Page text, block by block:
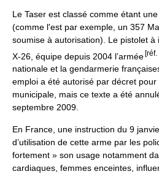
Le Taser est classé comme étant
(comme l'est par exemple, un 357
soumise à autorisation). Le pistolet à
X-26, équipe depuis 2004 l’armée[réf.
nationale et la gendarmerie
emploi a été autorisé par décret
municipale, mais ce texte a été
septembre 2009.
En France, une instruction du 9
d’utilisation de cette arme par les
fortement » son usage notamment
cardiaques, femmes enceintes,